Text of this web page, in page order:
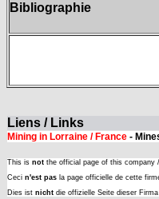
Bibliographie
Liens / Links
Mining in Lorraine / France -
This is not the official page of this company
Ceci n'est pas la page officielle de cette
Dies ist nicht die offizielle Seite dieser